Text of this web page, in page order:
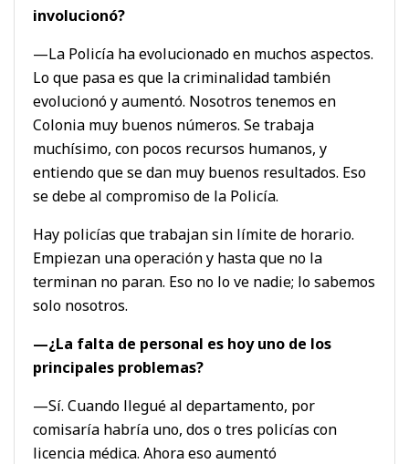
involucionó?
—La Policía ha evolucionado en muchos aspectos.
Lo que pasa es que la criminalidad también
evolucionó y aumentó. Nosotros tenemos en
Colonia muy buenos números. Se trabaja
muchísimo, con pocos recursos humanos, y
entiendo que se dan muy buenos resultados. Eso
se debe al compromiso de la Policía.
Hay policías que trabajan sin límite de horario.
Empiezan una operación y hasta que no la
terminan no paran. Eso no lo ve nadie; lo sabemos
solo nosotros.
—¿La falta de personal es hoy uno de los
principales problemas?
—Sí. Cuando llegué al departamento, por
comisaría habría uno, dos o tres policías con
licencia médica. Ahora eso aumentó